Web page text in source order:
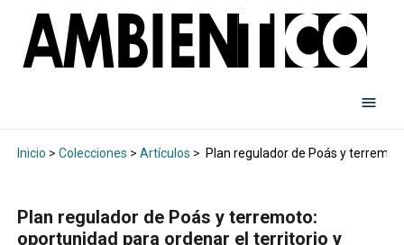
Inicio > Colecciones > Artículos > Plan regulador de Poás y
Plan regulador de Poás y terremoto:
oportunidad para ordenar el territorio y